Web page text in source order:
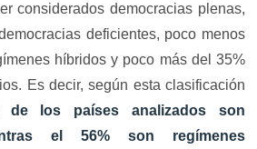
considerados democracias plenas,
deficientes, poco menos
híbridos y poco más del 35%
Es decir, según esta clasificación
de los países analizados son
el 56% son regímenes